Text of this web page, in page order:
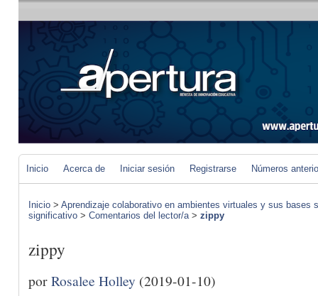
Inicio Acerca de Iniciar sesión Registrarse Números
Inicio > Aprendizaje colaborativo en ambientes virtuales y sus
significativo > Comentarios del lector/a> zippy
zippy
porRosalee Holley (2019-01-10)